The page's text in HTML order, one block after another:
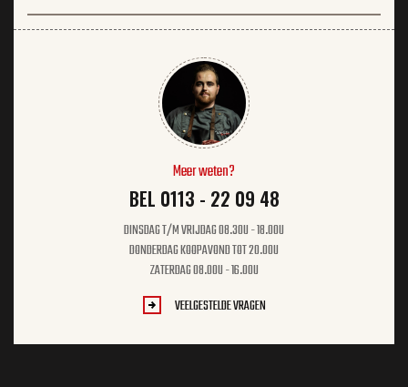
Meer weten?
BEL 0113 - 22 09 48
DINSDAG T/M VRIJDAG 08.30U - 18.00U
DONDERDAG KOOPAVOND TOT 20.00U
ZATERDAG 08.00U - 16.00U
VEELGESTELDE VRAGEN